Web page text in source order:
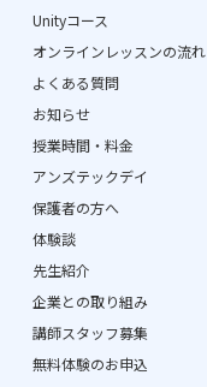
Unityコース
オンラインレッスンの流れ
よくある質問
お知らせ
授業時間・料金
アンズテックデイ
保護者の方へ
体験談
先生紹介
企業との取り組み
講師スタッフ募集
無料体験のお申込